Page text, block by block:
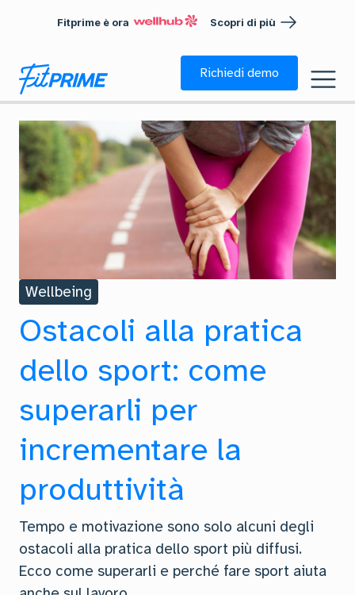
Fitprime è ora Scopri di più
Richiedi demo
Wellbeing
Ostacoli alla pratica
dello sport: come
superarli per
incrementare la
produttività
Tempo e motivazione sono solo alcuni degli
ostacoli alla pratica dello sport più diffusi.
Ecco come superarli e perché fare sport aiuta